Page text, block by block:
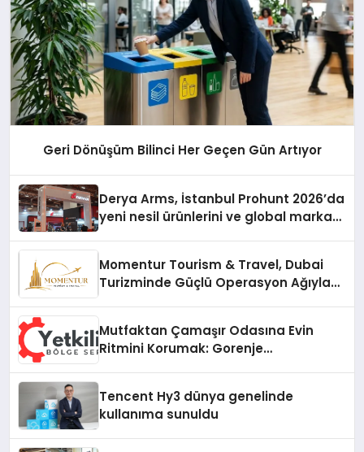
Geri Dönüşüm Bilinci Her Geçen Gün Artıyor
Derya Arms, İstanbul Prohunt 2026’da
yeni nesil ürünlerini ve global marka
Momentur Tourism & Travel, Dubai
Turizminde Güçlü Operasyon Ağıyla
Mutfaktan Çamaşır Odasına Evin
Ritmini Korumak: Gorenje
Tencent Hy3 dünya genelinde
kullanıma sunuldu